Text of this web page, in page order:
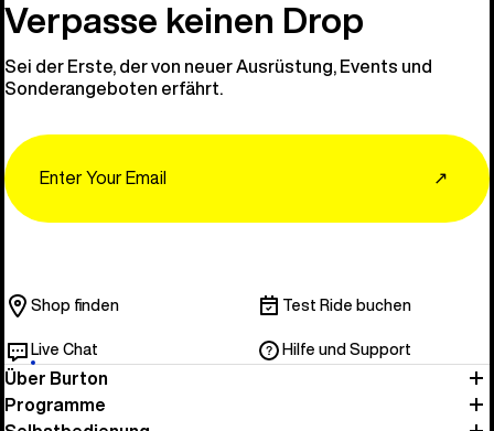
Verpasse keinen Drop
Sei der Erste, der von neuer Ausrüstung, Events und
Sonderangeboten erfährt.
↗
Shop finden Test Ride buchen
Live Chat Hilfe und Support
Über Burton
Programme